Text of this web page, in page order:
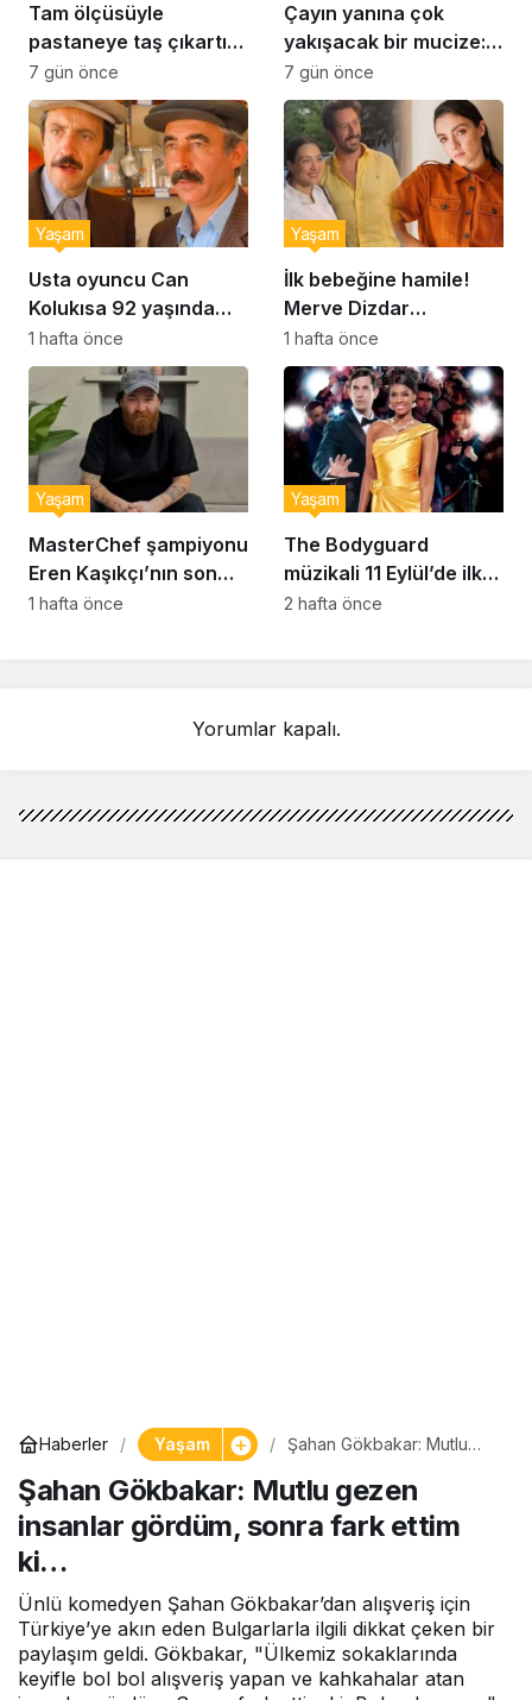
Tam ölçüsüyle
pastaneye taş çıkartır:
Şekerpare tarifi
7 gün önce
Çayın yanına çok
yakışacak bir mucize:
Brownie tadında ıslak
kurabiye tarifi…
7 gün önce
Usta oyuncu Can
Kolukısa 92 yaşında
hayatını kaybetti
Yaşam
1 hafta önce
İlk bebeğine hamile!
Merve Dizdar
sessizliğini bozdu: ‘İsim
bulmak çok zor’
Yaşam
1 hafta önce
MasterChef şampiyonu
Eren Kaşıkçı’nın son
anlarındaki kahreden
Yaşam
1 hafta önce
The Bodyguard
müzikali 11 Eylül’de ilk
kez Türkiye’de
Yaşam
2 hafta önce
Yorumlar kapalı.
Haberler Yaşam
Şahan Gökbakar: Mutlu
sonra fark ettim ki…
Şahan Gökbakar: Mutlu gezen
insanlar gördüm, sonra fark ettim
ki…
Ünlü komedyen Şahan Gökbakar’dan alışveriş için
Türkiye’ye akın eden Bulgarlarla ilgili dikkat çeken bir
paylaşım geldi. Gökbakar, "Ülkemiz sokaklarında
keyifle bol bol alışveriş yapan ve kahkahalar atan